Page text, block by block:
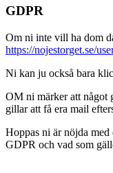
GDPR
Om ni inte vill ha dom
https://nojestorget.se/
Ni kan ju också bara
OM ni märker att något
gillar att få era mail
Hoppas ni är nöjda
GDPR och vad som